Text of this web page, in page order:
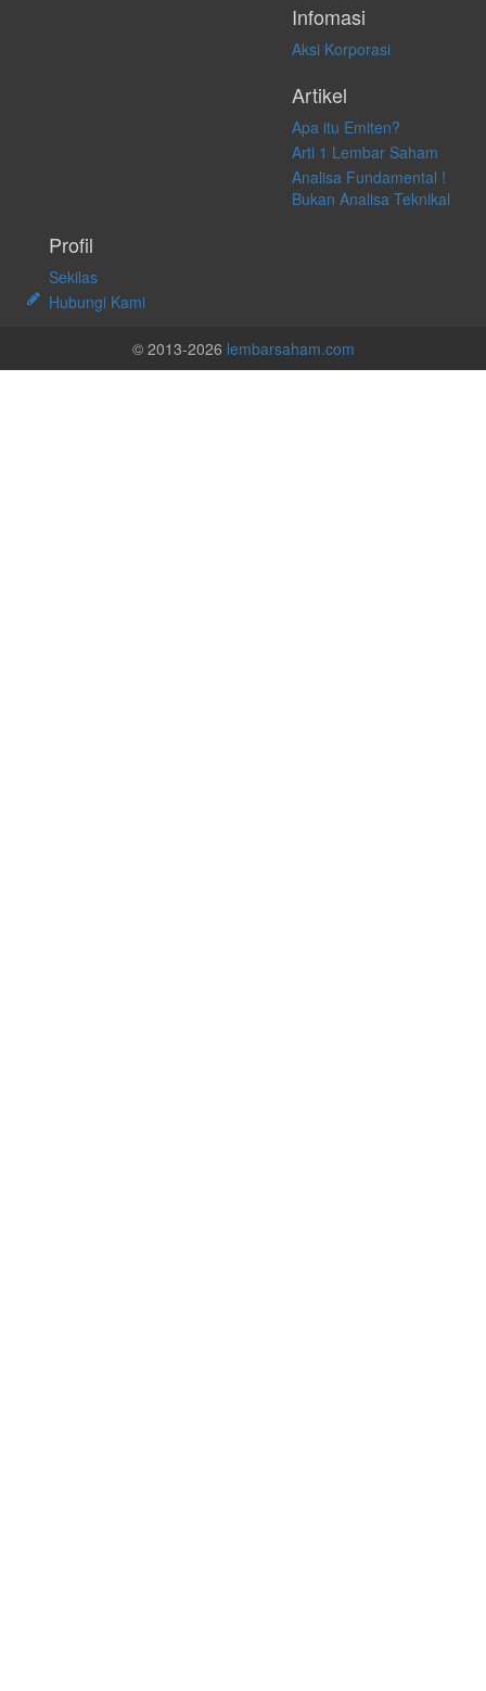
Infomasi
Aksi Korporasi
Artikel
Apa itu Emiten?
Arti 1 Lembar Saham
Analisa Fundamental !
Bukan Analisa Teknikal
Profil
Sekilas
Hubungi Kami
© 2013-2026 lembarsaham.com